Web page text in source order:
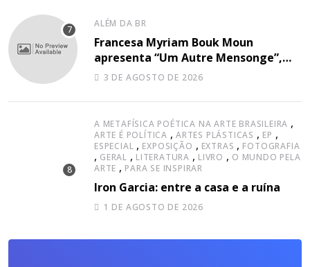
ALÉM DA BR
Francesa Myriam Bouk Moun
apresenta “Um Autre Mensonge”,
canção à capella
3 DE AGOSTO DE 2026
A METAFÍSICA POÉTICA NA ARTE BRASILEIRA ,
ARTE É POLÍTICA , ARTES PLÁSTICAS , EP ,
ESPECIAL , EXPOSIÇÃO , EXTRAS , FOTOGRAFIA
, GERAL , LITERATURA , LIVRO , O MUNDO PELA
ARTE , PARA SE INSPIRAR
Iron Garcia: entre a casa e a ruína
1 DE AGOSTO DE 2026